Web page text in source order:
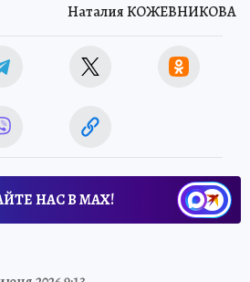
Наталия КОЖЕВНИКОВА
НАС В МАХ!